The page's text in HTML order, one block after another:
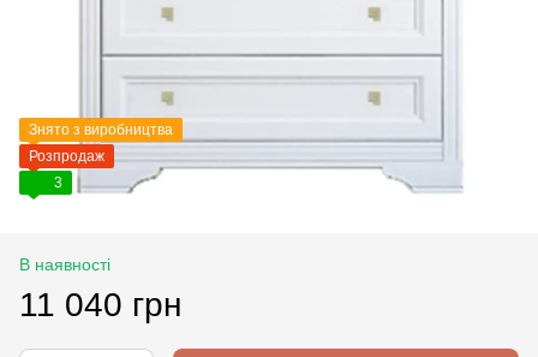
Знято з виробництва
Розпродаж
3
В наявності
11 040 грн